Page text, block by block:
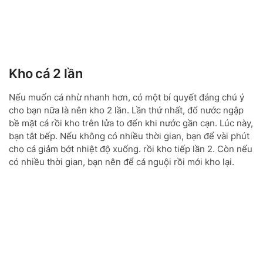
Kho cá 2 lần
Nếu muốn cá nhừ nhanh hơn, có một bí quyết đáng chú ý
cho bạn nữa là nên kho 2 lần. Lần thứ nhất, đổ nước ngập
bề mặt cá rồi kho trên lửa to đến khi nước gần cạn. Lúc này,
bạn tắt bếp. Nếu không có nhiều thời gian, bạn để vài phút
cho cá giảm bớt nhiệt độ xuống. rồi kho tiếp lần 2. Còn nếu
có nhiều thời gian, bạn nên để cá nguội rồi mới kho lại.